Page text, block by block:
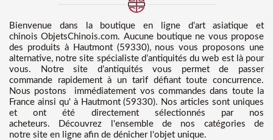
Bienvenue dans
la boutique en ligne d’art asiatique et
chinoisObjetsChinois.com. Aucune boutique ne vous propose
des produits à Hautmont (59330), nous vous proposons une
alternative, notre site spécialiste d’antiquités du web est là pour
vous. Notre site d’antiquités vous permet de passer
commande rapidement à un tarif défiant toute concurrence.
Nous postons immédiatement vos commandes dans toute la
France ainsi qu' à Hautmont (59330). Nos articles sont uniques
et ont été directement sélectionnés par nos
acheteurs. Découvrez l'ensemble de nos catégories de
notre site en ligne afin de dénicher l'objet unique.